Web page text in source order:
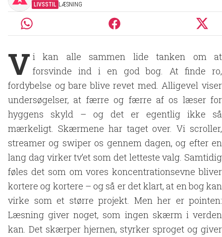
LIVSSTIL LÆSNING
V i kan alle sammen lide tanken om at
forsvinde ind i en god bog. At finde ro,
fordybelse og bare blive revet med. Alligevel viser
undersøgelser, at færre og færre af os læser for
hyggens skyld – og det er egentlig ikke så
mærkeligt. Skærmene har taget over. Vi scroller,
streamer og swiper os gennem dagen, og efter en
lang dag virker tv’et som det letteste valg. Samtidig
føles det som om vores koncentrationsevne bliver
kortere og kortere – og så er det klart, at en bog kan
virke som et større projekt. Men her er pointen:
Læsning giver noget, som ingen skærm i verden
kan. Det skærper hjernen, styrker sproget og giver